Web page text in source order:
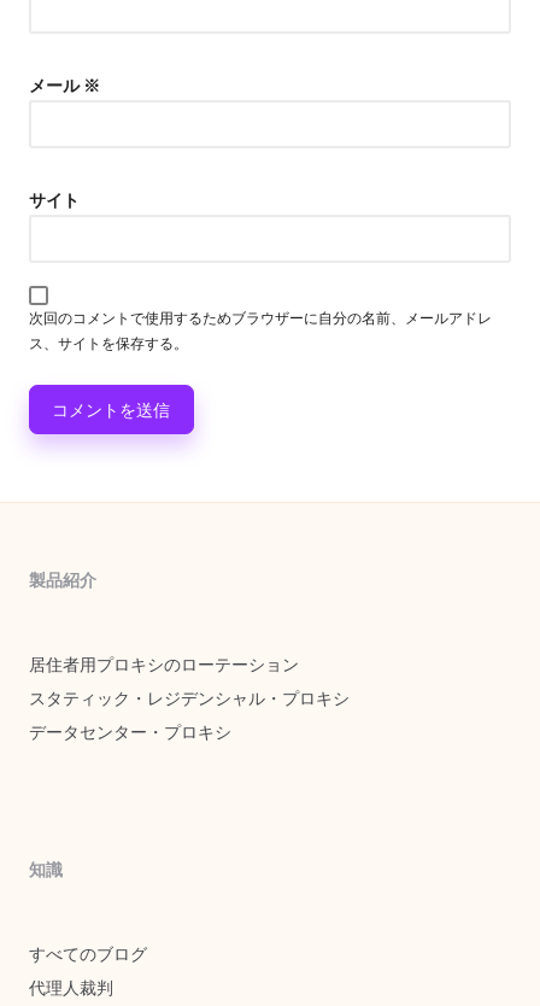
メール ※
サイト
次回のコメントで使用するためブラウザーに自分の名前、メールアドレ
ス、サイトを保存する。
製品紹介
居住者用プロキシのローテーション
スタティック・レジデンシャル・プロキシ
データセンター・プロキシ
知識
すべてのブログ
代理人裁判